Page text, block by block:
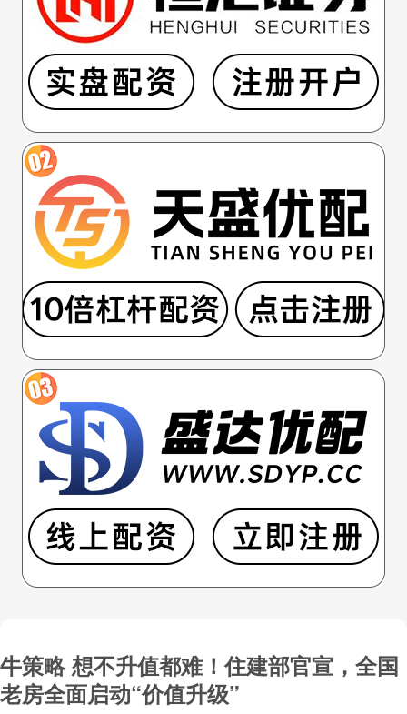
牛策略 想不升值都难！住建部官宣，全国
老房全面启动“价值升级”